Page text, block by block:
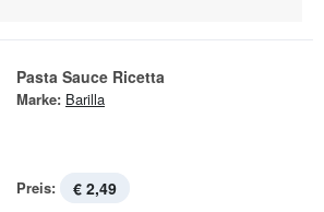
Pasta Sauce Ricetta
Marke: Barilla
Preis: € 2,49